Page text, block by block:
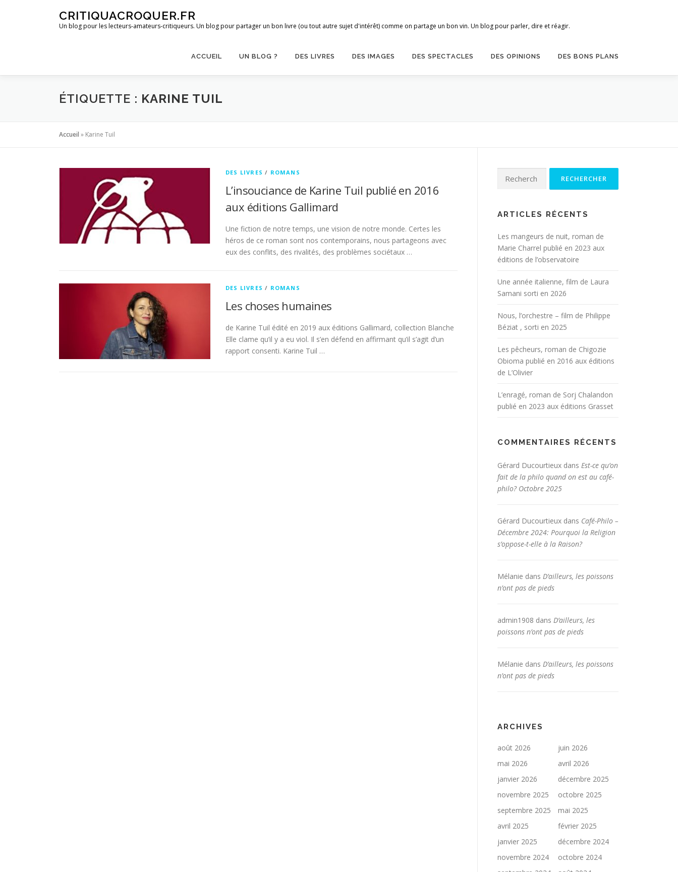
CRITIQUACROQUER.FR
Un blog pour les lecteurs-amateurs-critiqueurs. Un blog pour partager un bon livre (ou tout autre sujet d'intérêt) comme on partage un bon vin. Un blog pour parler, dire et réagir.
ACCUEIL UN BLOG ? DES LIVRES DES IMAGES DES SPECTACLES DES OPINIONS DES BONS PLANS
ÉTIQUETTE : KARINE TUIL
Accueil » Karine Tuil
DES LIVRES / ROMANS
L’insouciance de Karine Tuil publié en 2016
aux éditions Gallimard
Une fiction de notre temps, une vision de notre monde. Certes les
héros de ce roman sont nos contemporains, nous partageons avec
eux des conflits, des rivalités, des problèmes sociétaux …
DES LIVRES / ROMANS
Les choses humaines
de Karine Tuil édité en 2019 aux éditions Gallimard, collection Blanche
Elle clame qu’il y a eu viol. Il s’en défend en affirmant qu’il s’agit d’un
rapport consenti. Karine Tuil …
ARTICLES RÉCENTS
Les mangeurs de nuit, roman de
Marie Charrel publié en 2023 aux
éditions de l’observatoire
Une année italienne, film de Laura
Samani sorti en 2026
Nous, l’orchestre – film de Philippe
Béziat , sorti en 2025
Les pêcheurs, roman de Chigozie
Obioma publié en 2016 aux éditions
de L’Olivier
L’enragé, roman de Sorj Chalandon
publié en 2023 aux éditions Grasset
COMMENTAIRES RÉCENTS
Gérard Ducourtieux dans Est-ce qu’on
fait de la philo quand on est au café-
philo? Octobre 2025
Gérard Ducourtieux dans Café-Philo –
Décembre 2024: Pourquoi la Religion
s’oppose-t-elle à la Raison?
Mélanie dans D’ailleurs, les poissons
n’ont pas de pieds
admin1908 dans D’ailleurs, les
poissons n’ont pas de pieds
Mélanie dans D’ailleurs, les poissons
n’ont pas de pieds
ARCHIVES
août 2026
juin 2026
mai 2026
avril 2026
janvier 2026
décembre 2025
novembre 2025
octobre 2025
septembre 2025
mai 2025
avril 2025
février 2025
janvier 2025
décembre 2024
novembre 2024
octobre 2024